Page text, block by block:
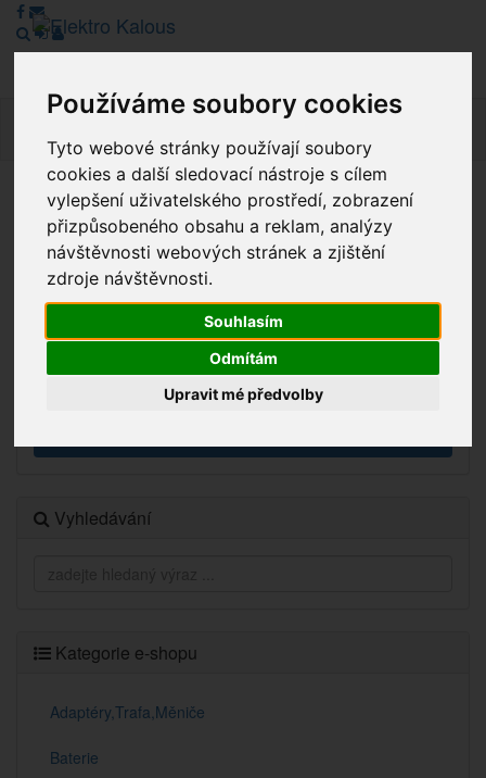
Používáme soubory cookies
Tyto webové stránky používají soubory
cookies a další sledovací nástroje s cílem
vylepšení uživatelského prostředí, zobrazení
přizpůsobeného obsahu a reklam, analýzy
návštěvnosti webových stránek a zjištění
zdroje návštěvnosti.
Souhlasím
Odmítám
Upravit mé předvolby
Vážení zákazníci, v tuto chvíli je Náš internetový obchod v
režimu Katalogu. Objednávky on-line nyní nelze vyřídit.
Děkujeme za pochopení.
Výprodej
Vyhledávání
Kategorie e-shopu
Adaptéry,Trafa,Měniče
Baterie